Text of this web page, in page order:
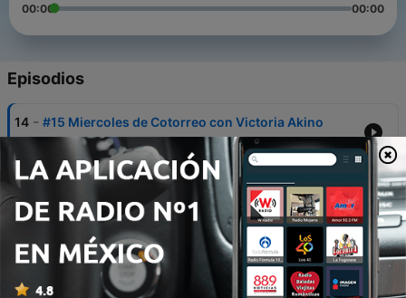
00:00 00:00
Episodios
14 - #15 Miercoles de Cotorreo con Victoria Akino
19 mar. 2022
13 - #14 Miercoles de Cotorreo con Estefania Jimarez
13 feb. 2022
#13 Viernes de Chavorrucos - Señales que indican
que ya eres un Chavorruco.